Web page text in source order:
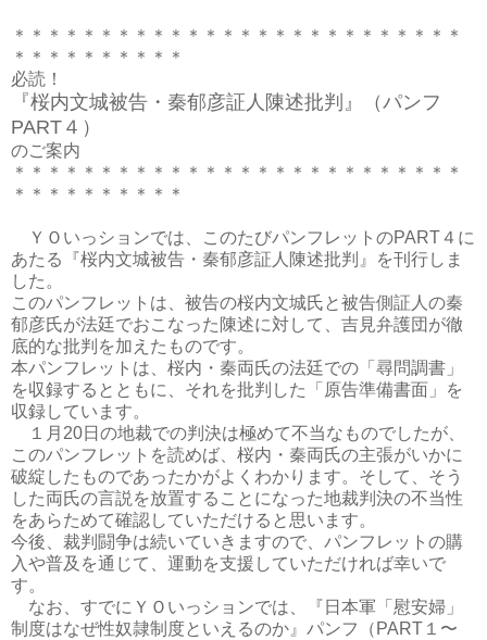
＊＊＊＊＊＊＊＊＊＊＊＊＊＊＊＊＊＊＊＊＊＊＊＊＊＊
＊＊＊＊＊＊＊＊＊＊
必読！
『桜内文城被告・秦郁彦証人陳述批判』（パンフ
PART４）
のご案内
＊＊＊＊＊＊＊＊＊＊＊＊＊＊＊＊＊＊＊＊＊＊＊＊＊＊
＊＊＊＊＊＊＊＊＊＊
ＹＯいっションでは、このたびパンフレットのPART４に
あたる『桜内文城被告・秦郁彦証人陳述批判』を刊行しま
した。
このパンフレットは、被告の桜内文城氏と被告側証人の秦
郁彦氏が法廷でおこなった陳述に対して、吉見弁護団が徹
底的な批判を加えたものです。
本パンフレットは、桜内・秦両氏の法廷での「尋問調書」
を収録するとともに、それを批判した「原告準備書面」を
収録しています。
１月20日の地裁での判決は極めて不当なものでしたが、
このパンフレットを読めば、桜内・秦両氏の主張がいかに
破綻したものであったかがよくわかります。そして、そう
した両氏の言説を放置することになった地裁判決の不当性
をあらためて確認していただけると思います。
今後、裁判闘争は続いていきますので、パンフレットの購
入や普及を通じて、運動を支援していただければ幸いで
す。
なお、すでにＹＯいっションでは、『日本軍「慰安婦」
制度はなぜ性奴隷制度といえるのか』パンフ（PART１〜